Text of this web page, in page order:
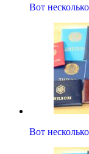
Вот
Вот